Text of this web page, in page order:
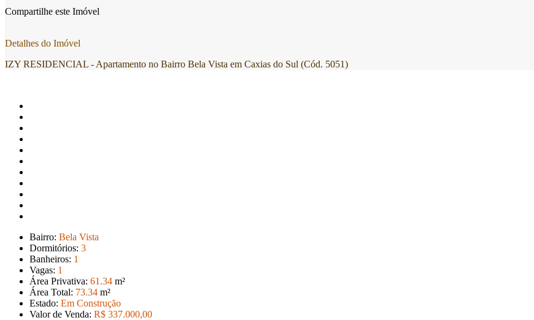
Compartilhe este Imóvel
Detalhes do Imóvel
IZY RESIDENCIAL - Apartamento no Bairro Bela Vista em Caxias do Sul (Cód. 5051)
Bairro: Bela Vista
Dormitórios: 3
Banheiros: 1
Vagas: 1
Área Privativa: 61 .34 m²
Área Total: 73.34 m²
Estado: Em Construção
Valor de Venda: R$ 337.000,00